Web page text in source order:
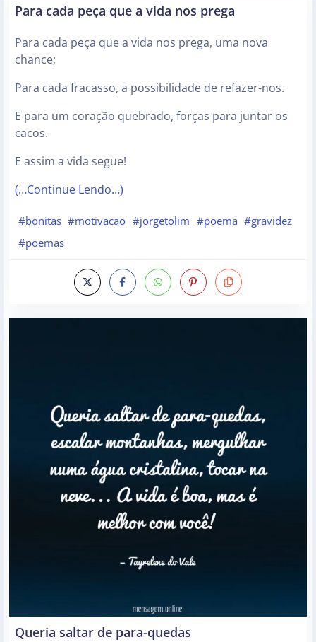
Para cada peça que a vida nos prega
Para cada peça que a vida nos prega, uma nova
chance;
Para cada fracasso, a possibilidade de refazer-nos.
E para um coração quebrado, forças para juntar os
cacos.
E assim a vida segue!
(…Continue Lendo…)
#bonitas #motivacao #jorgetolim #poema #gravidez
#poemas
Queria saltar de para-quedas